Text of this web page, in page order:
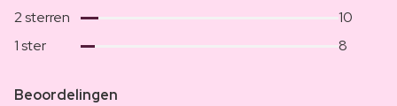
2 sterren
10
1 ster
8
Beoordelingen